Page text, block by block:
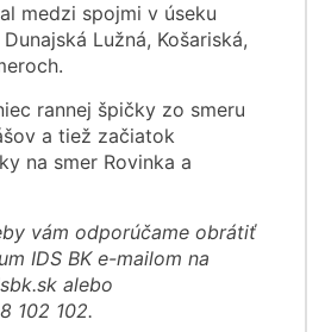
medzi spojmi v úseku
Lužná, Košariská,
rannej špičky zo smeru
a tiež začiatok
na smer Rovinka a
vám odporúčame obrátiť
IDS BK e-mailom na
alebo
102 102.